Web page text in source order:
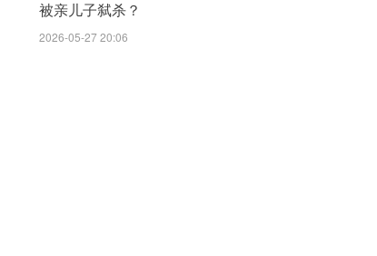
被亲儿子弑杀？
2026-05-27 20:06